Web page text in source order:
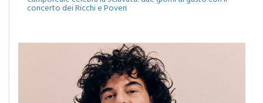
concerto dei Ricchi e Poveri